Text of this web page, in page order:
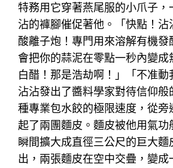
特務用它穿著燕尾服的小爪子，
沾的褲腳催促著他。「快點！沾
酸離子炮！專門用來溶解有機發
會把你的蒜泥在零點一秒內變成
白醋！那是浩劫啊！」「不准動
沾沾發出了醬料學家對待信仰般
種專業包水餃的極限速度，從旁
起了兩團麵皮。麵皮被他用氣功
瞬間擴大成直徑三公尺的巨大麵
出，兩張麵皮在空中交疊，變成